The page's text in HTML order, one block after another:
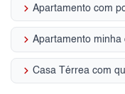
keyboard_arrow_right
keyboard_arrow_right
keyboard_arrow_right